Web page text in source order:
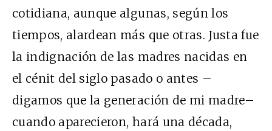
cotidiana, aunque algunas, según los
tiempos, alardean más que otras. Justa fue
la indignación de las madres nacidas en
el cénit del siglo pasado o antes –
digamos que la generación de mi madre–
cuando aparecieron, hará una década,